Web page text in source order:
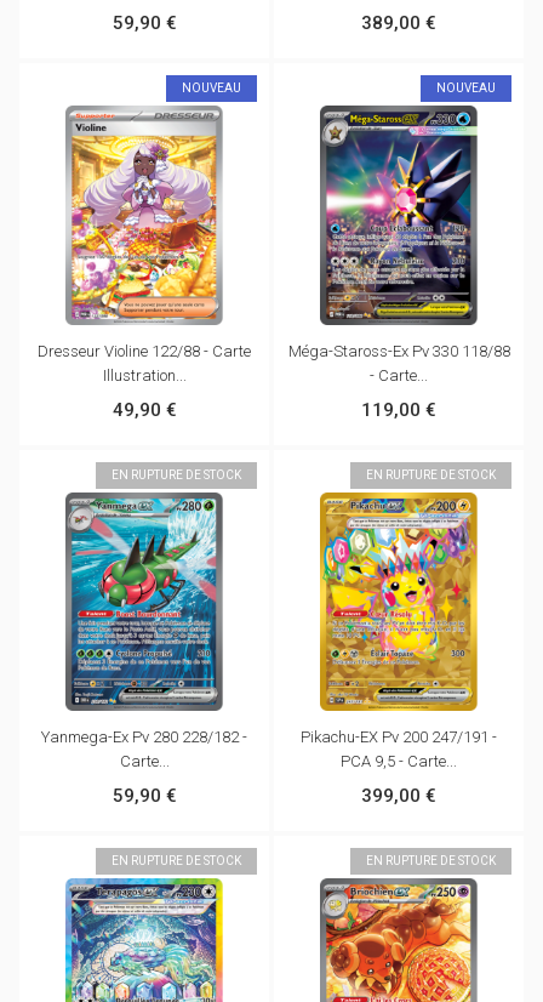
59,90 € 389,00 €
NOUVEAU
Dresseur Violine 122/88 - Carte
Illustration...
49,90 €
NOUVEAU
Méga-Staross-Ex Pv 330 118/88
- Carte...
119,00 €
EN RUPTURE DE STOCK
Yanmega-Ex Pv 280 228/182 -
Carte...
59,90 €
EN RUPTURE DE STOCK
Pikachu-EX Pv 200 247/191 -
PCA 9,5 - Carte...
399,00 €
EN RUPTURE DE STOCK EN RUPTURE DE STOCK